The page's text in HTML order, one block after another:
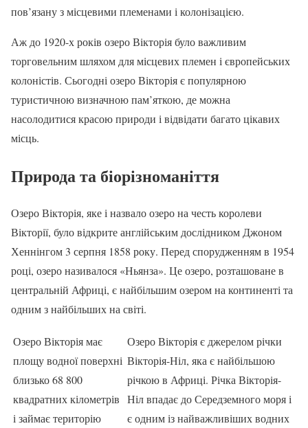
пов’язану з місцевими племенами і колонізацією.
Аж до 1920-х років озеро Вікторія було важливим
торговельним шляхом для місцевих племен і європейських
колоністів. Сьогодні озеро Вікторія є популярною
туристичною визначною пам’яткою, де можна
насолодитися красою природи і відвідати багато цікавих
місць.
Природа та біорізноманіття
Озеро Вікторія, яке і назвало озеро на честь королеви
Вікторії, було відкрите англійським дослідником Джоном
Хеннінгом 3 серпня 1858 року. Перед спорудженням в 1954
році, озеро називалося «Ньянза». Це озеро, розташоване в
центральній Африці, є найбільшим озером на континенті та
одним з найбільших на світі.
Озеро Вікторія має
площу водної поверхні
близько 68 800
квадратних кілометрів
і займає територію
Озеро Вікторія є джерелом річки
Вікторія-Ніл, яка є найбільшою
річкою в Африці. Річка Вікторія-
Ніл впадає до Середземного моря і
є одним із найважливіших водних